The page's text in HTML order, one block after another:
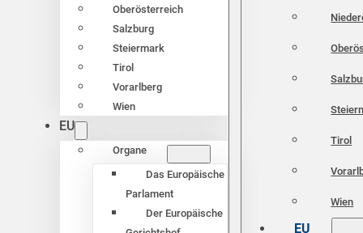
Oberösterreich
Salzburg
Steiermark
Tirol
Vorarlberg
Wien
EU
Organe
Das Europäische
Parlament
Der Europäische
Tirol
Wien
EU